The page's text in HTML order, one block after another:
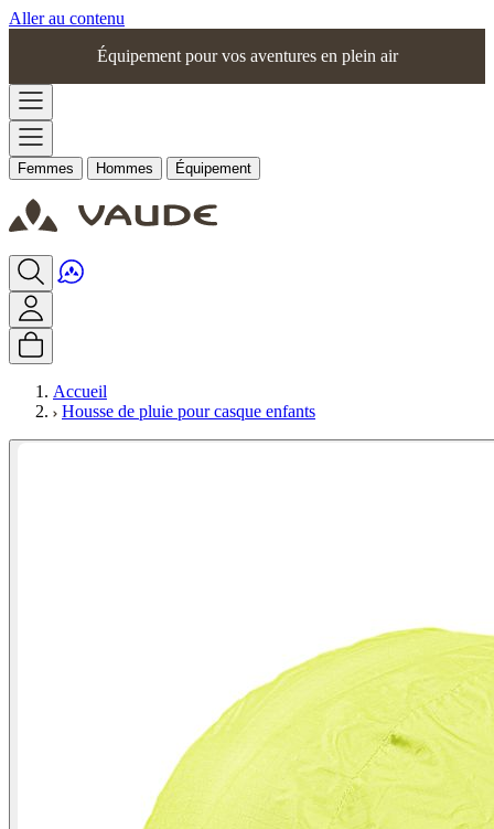
Aller au contenu
Équipement pour vos aventures en plein air
Femmes Hommes Équipement
Accueil
Housse de pluie pour casque enfants